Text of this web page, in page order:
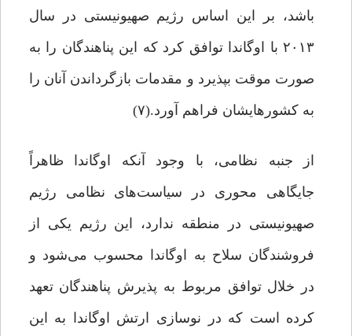
باشد، بر این اساس رژیم صهیونیستی در سال
۲۰۱۳ با اوگاندا توافق کرد که این پناهندگان را به
صورت موقت بپذیرد و مقدمات بازگرداندن آنان‌ را
به کشورهایشان فراهم آورد.(۷)
از جنبه نظامی، با وجود آنکه اوگاندا ظاهراً
جایگاهی محوری در سیاست‌های نظامی رژیم
صهیونیستی در منطقه ندارد، این رژیم یکی از
فروشندگان سلاح به اوگاندا محسوب می‌شود و
در خلال توافق مربوط به پذیرش پناهندگان تعهد
کرده است که در نوسازی ارتش اوگاندا به این